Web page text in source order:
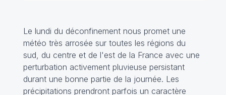
Le lundi du déconfinement nous promet une
météo très arrosée sur toutes les régions du
sud, du centre et de l'est de la France avec une
perturbation activement pluvieuse persistant
durant une bonne partie de la journée. Les
précipitations prendront parfois un caractère